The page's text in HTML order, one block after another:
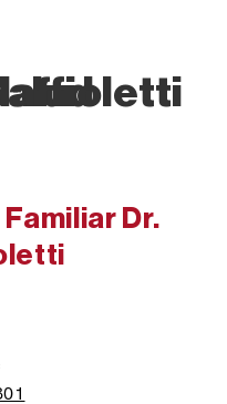
Fernando Maffioletti
Dr.